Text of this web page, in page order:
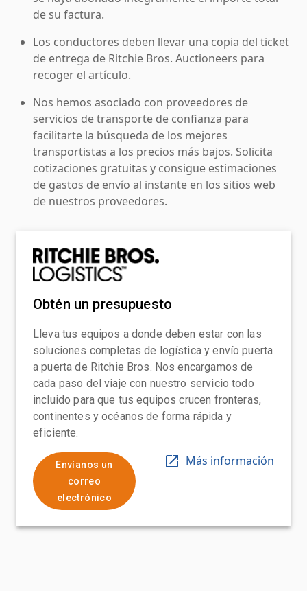
de su factura.
Los conductores deben llevar una copia del ticket
de entrega de Ritchie Bros. Auctioneers para
recoger el artículo.
Nos hemos asociado con proveedores de
servicios de transporte de confianza para
facilitarte la búsqueda de los mejores
transportistas a los precios más bajos. Solicita
cotizaciones gratuitas y consigue estimaciones
de gastos de envío al instante en los sitios web
de nuestros proveedores.
Obtén un presupuesto
Lleva tus equipos a donde deben estar con las
soluciones completas de logística y envío puerta
a puerta de Ritchie Bros. Nos encargamos de
cada paso del viaje con nuestro servicio todo
incluido para que tus equipos crucen fronteras,
continentes y océanos de forma rápida y
eficiente.
Envíanos un
correo
electrónico
Más información